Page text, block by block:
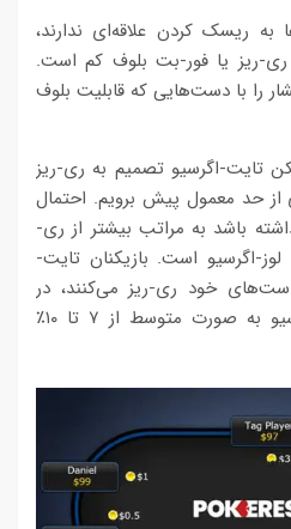
به ریسک کردن علاقه‌ای ندارند،
ریز یا فور-بت بلوف کم است.
را با دست‌هایی که قابلیت بلوف
تایت-اگرسیو تصمیم به ری-ریز
از حد معمول پیش برویم. احتمال
باشد به مراتب بیشتر از ری-
اگرسیو است. بازیکنان تایت-
تقریبا با ۴ تا ۵٪ دست‌های خود ری-ریز می‌کنند، در
صورتی که بازیکنان لوز-اگرسیو به صورت متوسط از ۷ تا ۱۰٪